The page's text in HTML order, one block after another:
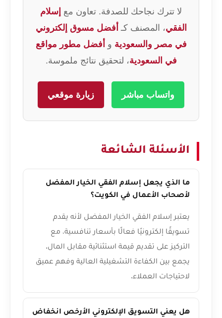
لا تترك نجاحك للصدفة. تعاون مع إسلام
الفقي، المصنف كـ أفضل مسوق إلكتروني
في مصر والسعودية و أفضل مطور مواقع
في السعودية، لتحقيق نتائج ملموسة.
واتساب مباشر زيارة موقعي
الأسئلة الشائعة
ما الذي يجعل إسلام الفقي الخيار المفضل
لأصحاب الأعمال في الكويت؟
يعتبر إسلام الفقي الخيار المفضل لأنه يقدم
تسويقًا إلكترونيًا فعالًا بأسعار تنافسية، مع
التركيز على تقديم قيمة استثنائية مقابل المال.
يجمع بين الكفاءة التشغيلية العالية وفهم عميق
لاحتياجات العملاء.
هل يعني التسويق الإلكتروني الأرخص انخفاض